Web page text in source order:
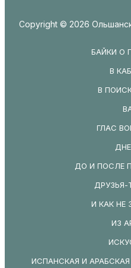
Copyright © 2026
БАЙКИ О
В
В
ГЛАС
ДО И ПОСЛЕ
И КАК НЕ
ИЗ
ИСПАНСКАЯ И